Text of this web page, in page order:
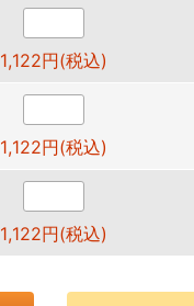
1,122円(税込)
1,122円(税込)
1,122円(税込)